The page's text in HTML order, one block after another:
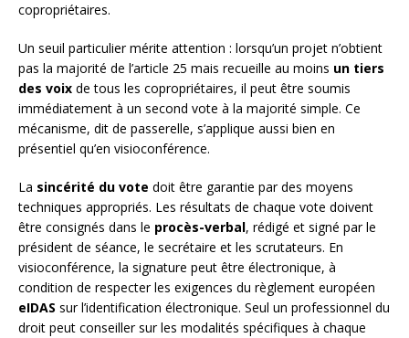
copropriétaires.
Un seuil particulier mérite attention : lorsqu’un projet n’obtient
pas la majorité de l’article 25 mais recueille au moins un tiers
des voix de tous les copropriétaires, il peut être soumis
immédiatement à un second vote à la majorité simple. Ce
mécanisme, dit de passerelle, s’applique aussi bien en
présentiel qu’en visioconférence.
La sincérité du vote doit être garantie par des moyens
techniques appropriés. Les résultats de chaque vote doivent
être consignés dans le procès-verbal, rédigé et signé par le
président de séance, le secrétaire et les scrutateurs. En
visioconférence, la signature peut être électronique, à
condition de respecter les exigences du règlement européen
eIDAS sur l’identification électronique. Seul un professionnel du
droit peut conseiller sur les modalités spécifiques à chaque